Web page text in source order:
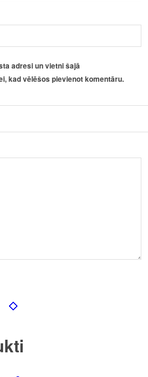
adresi un vietni šajā
kad vēlēšos pievienot komentāru.